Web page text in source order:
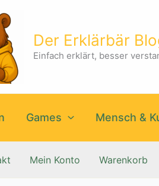
Der Erklärbär
Einfach erklärt, besser
Games Mensch &
Mein Konto Warenkorb